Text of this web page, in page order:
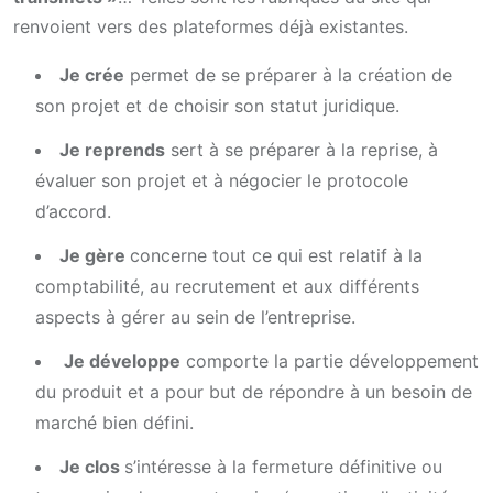
renvoient vers des plateformes déjà existantes.
Je crée permet de se préparer à la création de
son projet et de choisir son statut juridique.
Je reprends sert à se préparer à la reprise, à
évaluer son projet et à négocier le protocole
d’accord.
Je gère concerne tout ce qui est relatif à la
comptabilité, au recrutement et aux différents
aspects à gérer au sein de l’entreprise.
Je développe comporte la partie développement
du produit et a pour but de répondre à un besoin de
marché bien défini.
Je clos s’intéresse à la fermeture définitive ou